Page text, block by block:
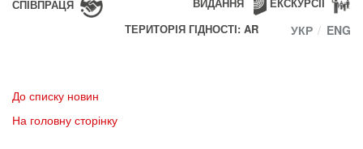
СПІВПРАЦЯ
ТЕРИТОРІЯ ГІДНОСТІ: AR
УКР ENG
До списку новин
На головну сторінку